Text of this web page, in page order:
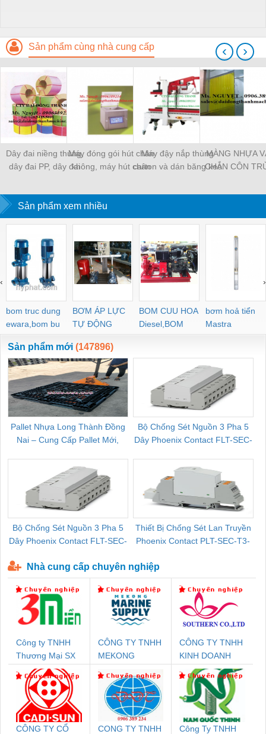
Sản phẩm cùng nhà cung cấp
Dây đai niềng thùng,
dây đai PP, dây đai
Máy đóng gói hút chân
không, máy hút chân
Máy đậy nắp thùng
carton và dán băng keo
MÀNG NHỰA
CHẮN CÔN
KHO LẠNH,
‹ ›
Sản phẩm xem nhiều
bom truc dung
ewara,bom bu
ewara
BƠM ÁP LỰC
TỰ ĐỘNG
BOM CUU HOA
Diesel,BOM
CHUA CHAY
bơm hoả tiển
Mastra
‹ ›
Sản phẩm mới (147896)
Pallet Nhựa Long Thành Đồng
Nai – Cung Cấp Pallet Mới,
Bộ Chống Sét Nguồn 3 Pha 5
Dây Phoenix Contact FLT-SEC-
Bộ Chống Sét Nguồn 3 Pha 5
Dây Phoenix Contact FLT-SEC-
Thiết Bị Chống Sét Lan Truyền
Phoenix Contact PLT-SEC-T3-
Nhà cung cấp chuyên nghiệp
Công ty TNHH
Thương Mại SX
Ba Miền
CÔNG TY TNHH
MEKONG
SUPPLY
CÔNG TY TNHH
KINH DOANH
DỊCH VỤ XNK
PHƯƠNG NAM
CÔNG TY CỔ
CONG TY TNHH
Công Ty TNHH